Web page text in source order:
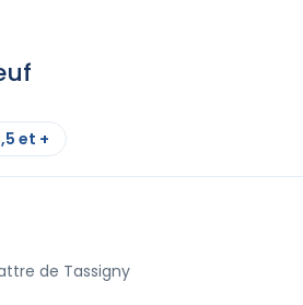
et +
de Tassigny